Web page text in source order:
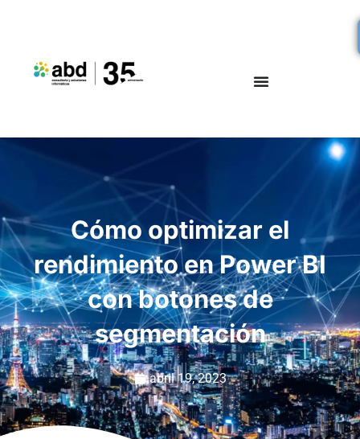
Cómo optimizar el
rendimiento en Power BI
con botones de
segmentación
abril 19, 2023